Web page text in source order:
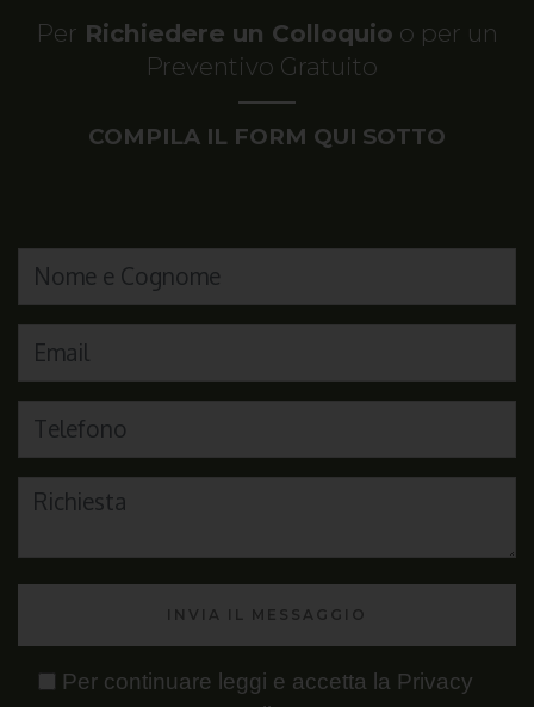
Per Richiedere un Colloquio o per un
Preventivo Gratuito
COMPILA IL FORM QUI SOTTO
INVIA IL MESSAGGIO
Per continuare leggi e accetta la Privacy